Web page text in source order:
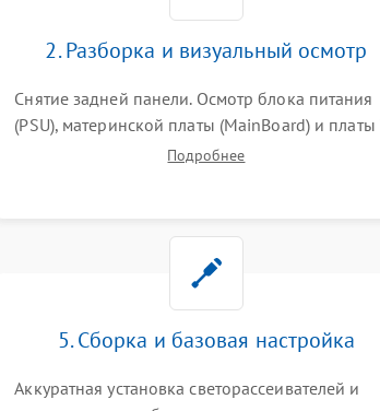
2. Разборка и визуальный осмотр
Снятие задней панели. Осмотр блока питания
(PSU), материнской платы (MainBoard) и платы
Con на вздутые конденсаторы, прогары,
Подробнее
5. Сборка и базовая настройка
Аккуратная установка светорассеивателей и